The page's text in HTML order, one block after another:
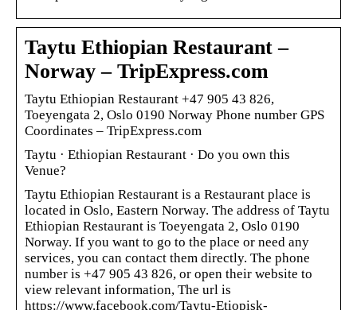
Taytu Ethiopian Restaurant –
Norway – TripExpress.com
Taytu Ethiopian Restaurant +47 905 43 826,
Toeyengata 2, Oslo 0190 Norway Phone number GPS
Coordinates – TripExpress.com
Taytu · Ethiopian Restaurant · Do you own this
Venue?
Taytu Ethiopian Restaurant is a Restaurant place is
located in Oslo, Eastern Norway. The address of Taytu
Ethiopian Restaurant is Toeyengata 2, Oslo 0190
Norway. If you want to go to the place or need any
services, you can contact them directly. The phone
number is +47 905 43 826, or open their website to
view relevant information, The url is
https://www.facebook.com/Taytu-Etiopisk-